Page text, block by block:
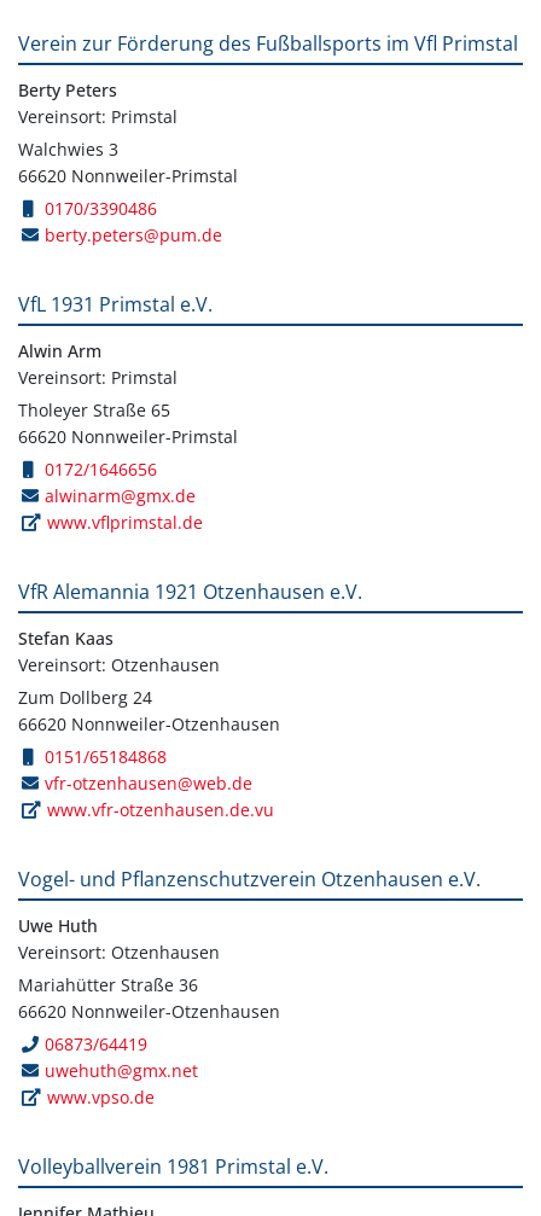
Verein zur Förderung des Fußballsports im Vfl Primstal
Berty Peters
Vereinsort: Primstal
Walchwies 3
66620 Nonnweiler-Primstal
0170/3390486
berty.peters@pum.de
VfL 1931 Primstal e.V.
Alwin Arm
Vereinsort: Primstal
Tholeyer Straße 65
66620 Nonnweiler-Primstal
0172/1646656
alwinarm@gmx.de
www.vflprimstal.de
VfR Alemannia 1921 Otzenhausen e.V.
Stefan Kaas
Vereinsort: Otzenhausen
Zum Dollberg 24
66620 Nonnweiler-Otzenhausen
0151/65184868
vfr-otzenhausen@web.de
www.vfr-otzenhausen.de.vu
Vogel- und Pflanzenschutzverein Otzenhausen e.V.
Uwe Huth
Vereinsort: Otzenhausen
Mariahütter Straße 36
66620 Nonnweiler-Otzenhausen
06873/64419
uwehuth@gmx.net
www.vpso.de
Volleyballverein 1981 Primstal e.V.